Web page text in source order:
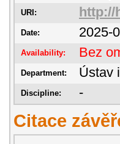
URI: http://
Date: 2025-
Availability: Bez
Department: Ústav
Discipline: -
Citace